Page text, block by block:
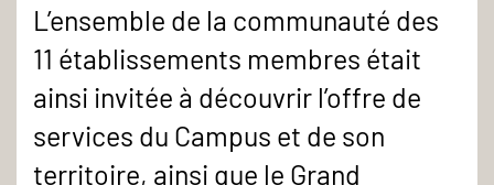
L’ensemble de la communauté des
11 établissements membres était
ainsi invitée à découvrir l’offre de
services du Campus et de son
territoire, ainsi que le Grand